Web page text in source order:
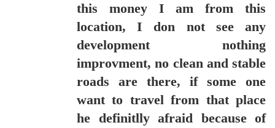
this money I am from this
location, I don not see any
development nothing
improvment, no clean and stable
roads are there, if some one
want to travel from that place
he definitlly afraid because of